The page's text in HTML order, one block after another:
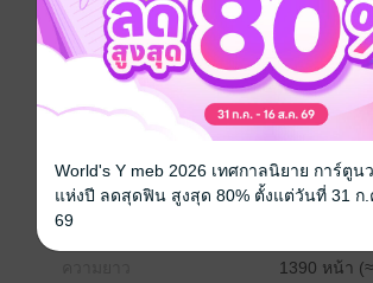
นิยายจีนแปล หนังสือแปล จีนโบราณ
เกิดใหม่
ประเภทไฟล์
วันที่วางขาย
1390 หน้า
World's Y meb 2026 เทศกาลนิยาย การ์ตูน
แห่งปี ลดสุดฟิน สูงสุด 80% ตั้งแต่วันที่ 31 ก.
69